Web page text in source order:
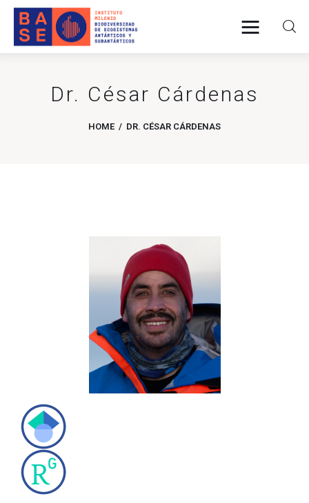
Dr. César Cárdenas
HOME DR. CÉSAR CÁRDENAS
INICIO
COMUNICACIONES
CONTACTO